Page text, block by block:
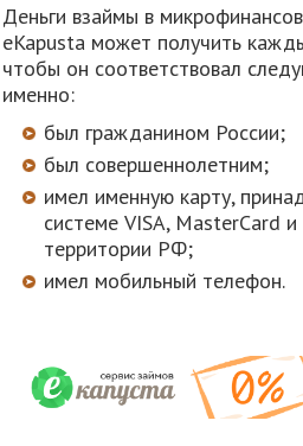
Деньги взаймы в
eKapusta может получить
чтобы он соответствовал
именно:
был гражданином России;
был совершеннолетним;
имел именную карту,
системе VISA, MasterСard
территории РФ;
имел мобильный телефон.